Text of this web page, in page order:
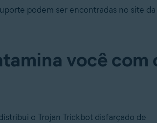
podem ser encontradas no site da
você com
o Trojan Trickbot disfarçado de